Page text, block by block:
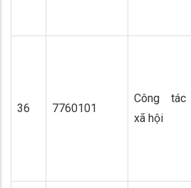
36 7760101
Công tác
xã hội